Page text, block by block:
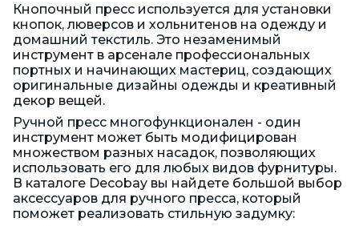
Кнопочный пресс используется для установки
кнопок, люверсов и хольнитенов на одежду и
домашний текстиль. Это незаменимый
инструмент в арсенале профессиональных
портных и начинающих мастериц, создающих
оригинальные дизайны одежды и креативный
декор вещей.
Ручной пресс многофункционален - один
инструмент может быть модифицирован
множеством разных насадок, позволяющих
использовать его для любых видов фурнитуры.
В каталоге Decobay вы найдете большой выбор
аксессуаров для ручного пресса, который
поможет реализовать стильную задумку: